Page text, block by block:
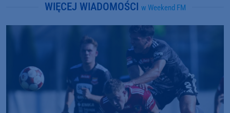
WIĘCEJ WIADOMOŚCI w Weekend FM